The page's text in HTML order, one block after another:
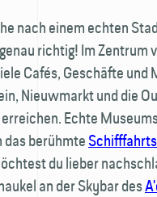
nach einem echten
richtig! Im Zentrum
Cafés, Geschäfte und
Nieuwmarkt und die
Echte
das berühmte
du lieber
an der Skybar des